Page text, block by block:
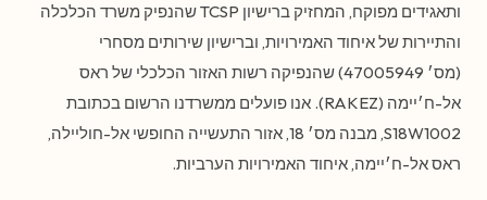
ותאגידים מפוקח, המחזיק ברישיון TCSP שהנפיק משרד הכלכלה
והתיירות של איחוד האמירויות, וברישיון שירותים מסחרי
(מס׳ 47005949) שהנפיקה רשות האזור הכלכלי של ראס
אל-ח׳יימה (RAKEZ). אנו פועלים ממשרדנו הרשום בכתובת
S18W1002, מבנה מס׳ 18, אזור התעשייה החופשי אל-חוליילה,
ראס אל-ח׳יימה, איחוד האמירויות הערביות.